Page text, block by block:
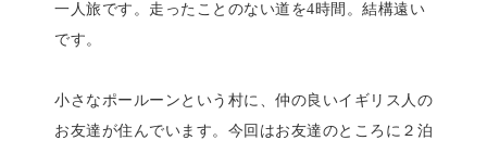
一人旅です。走ったことのない道を4時間。結構遠い
です。
小さなポールーンという村に、仲の良いイギリス人の
お友達が住んでいます。今回はお友達のところに２泊